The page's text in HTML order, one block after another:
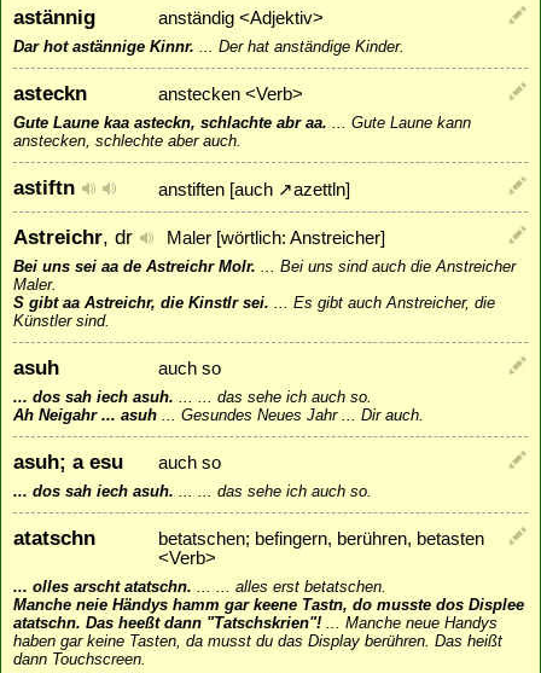
astännig anständig <Adjektiv>
Dar hot astännige Kinnr. Der hat anständige Kinder.
asteckn anstecken <Verb>
Gute Laune kaa asteckn, schlachte abr aa.
Gute Laune kann
anstecken, schlechte aber auch.
astiftn anstiften [auch ↗azettln]
Astreichr, dr Maler [wörtlich: Anstreicher]
Bei uns sei aa de Astreichr Molr.
Bei uns sind auch die Anstreicher
Maler.
S gibt aa Astreichr, die Kinstlr sei.
Es gibt auch Anstreicher, die
Künstler sind.
asuh auch so
... dos sah iech asuh.
... das sehe ich auch so.
Ah Neigahr ... asuh
Gesundes Neues Jahr ... Dir auch.
asuh; a esu auch so
... dos sah iech asuh. ... das sehe ich auch so.
atatschn
betatschen; befingern, berühren, betasten
<Verb>
... olles arscht atatschn.
... alles erst betatschen.
Manche neie Händys hamm gar keene Tastn, do musste dos Displee
atatschn. Das heeßt dann "Tatschskrien"!
Manche neue Handys
haben gar keine Tasten, da musst du das Display berühren. Das heißt
dann Touchscreen.